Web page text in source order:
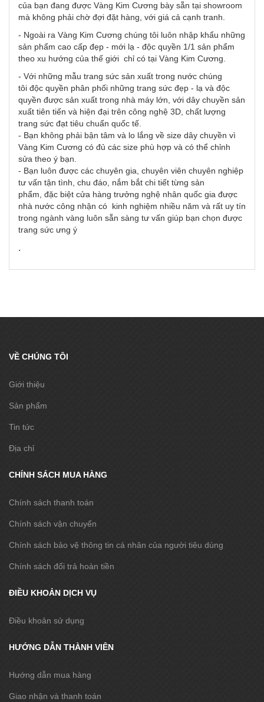
của bạn đang được Vàng Kim Cương bày sẵn tại showroom
mà không phải chờ đợi đặt hàng, với giá cả cạnh tranh.
- Ngoài ra Vàng Kim Cương chúng tôi luôn nhập khẩu những
sản phẩm cao cấp đẹp - mới lạ - độc quyền 1/1 sản phẩm
theo xu hướng của thế giới chỉ có tại Vàng Kim Cương.
- Với những mẫu trang sức sản xuất trong nước chúng
tôi độc quyền phân phối những trang sức đẹp - lạ và độc
quyền được sản xuất trong nhà máy lớn, với dây chuyền sản
xuất tiên tiến và hiện đại trên công nghệ 3D, chất lượng
trang sức đạt tiêu chuẩn quốc tế.
- Bạn không phải bận tâm và lo lắng về size dây chuyền vì
Vàng Kim Cương có đủ các size phù hợp và có thể chỉnh
sửa theo ý bạn.
- Bạn luôn được các chuyên gia, chuyên viên chuyên nghiệp
tư vấn tận tình, chu đáo, nắm bắt chi tiết từng sản
phẩm, đặc biệt cửa hàng trưởng nghệ nhân quốc gia được
nhà nước công nhận có kinh nghiệm nhiều năm và rất uy tín
trong ngành vàng luôn sẵn sàng tư vấn giúp bạn chọn được
trang sức ưng ý
.
VỀ CHÚNG TÔI
Giới thiệu
Sản phẩm
Tin tức
Địa chỉ
CHÍNH SÁCH MUA HÀNG
Chính sách thanh toán
Chính sách vận chuyển
Chính sách bảo vệ thông tin cá nhân của người tiêu dùng
Chính sách đổi trả hoàn tiền
ĐIỀU KHOẢN DỊCH VỤ
Điều khoản sử dụng
HƯỚNG DẪN THÀNH VIÊN
Hướng dẫn mua hàng
Giao nhận và thanh toán